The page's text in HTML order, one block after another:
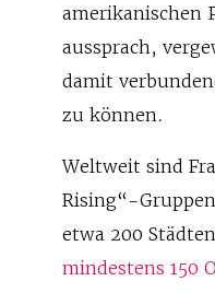
amerikanischen
aussprach,
damit
zu können.
Weltweit sind
Rising“-
etwa 200
mindestens 150